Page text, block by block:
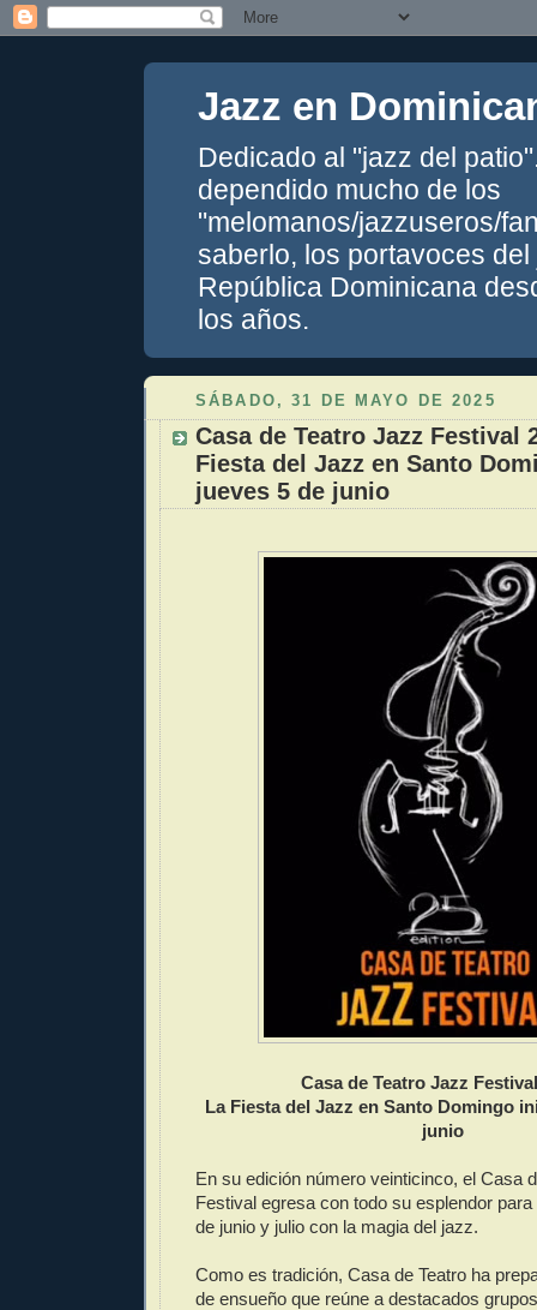
Jazz en
Dedicado al "jazz del
dependido mucho de los
"melomanos/jazzuseros/
saberlo, los portavoces
República Dominicana
los años.
SÁBADO, 31 DE MAYO DE 2025
Casa de Teatro Jazz Festival
Fiesta del Jazz en Santo
jueves 5 de junio
Casa de Teatro Jazz
La Fiesta del Jazz en Santo Domingo
junio
En su edición número veinticinco, el Casa
Festival egresa con todo su esplendor
de junio y julio con la magia del jazz.
Como es tradición, Casa de Teatro ha
de ensueño que reúne a destacados